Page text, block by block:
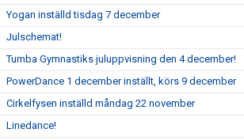
Yogan inställd tisdag 7 december
Julschemat!
Tumba Gymnastiks juluppvisning den 4 december!
PowerDance 1 december inställt, körs 9 december
Cirkelfysen inställd måndag 22 november
Linedance!